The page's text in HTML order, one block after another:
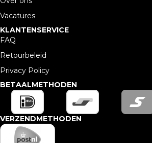
Vacatures
KLANTENSERVICE
FAQ
Retourbeleid
Privacy Policy
BETAALMETHODEN
VERZENDMETHODEN